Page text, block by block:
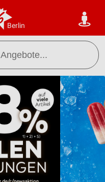
Berlin